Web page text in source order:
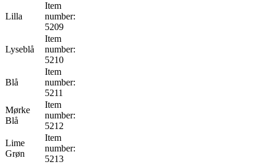
Lilla
Item
number:
5209
Lyseblå
Item
number:
5210
Blå
Item
number:
5211
Mørke
Blå
Item
number:
5212
Lime
Grøn
Item
number:
5213